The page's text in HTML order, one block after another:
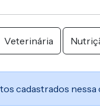
Veterinária
cadastrados nessa